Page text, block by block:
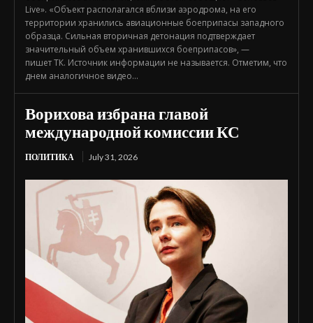
Live». «Объект располагался вблизи аэродрома, на его
территории хранились авиационные боеприпасы западного
образца. Сильная вторичная детонация подтверждает
значительный объем хранившихся боеприпасов», —
пишет ТК. Источник информации не называется. Отметим, что
днем аналогичное видео...
Ворихова избрана главой
международной комиссии КС
ПОЛИТИКА July 31, 2026